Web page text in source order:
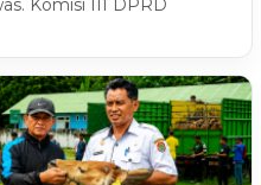
Komisi III DPRD